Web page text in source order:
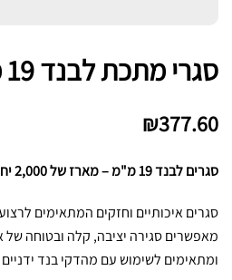
סגרי מתכת לבנד 19 מ״מ
₪377.60
סגרים לבנד 19 מ"מ – מארז של 2,000 יחידות.
מאפשרים סגירה יציבה, קלה ובטוחה של
ומתאימים לשימוש עם מהדקי בנד ידניים